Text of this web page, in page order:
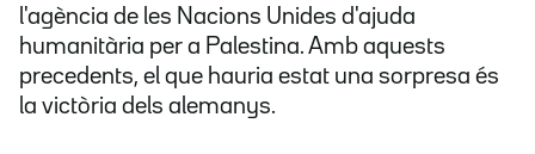
l'agència de les Nacions Unides d'ajuda
humanitària per a Palestina. Amb aquests
precedents, el que hauria estat una sorpresa és
la victòria dels alemanys.